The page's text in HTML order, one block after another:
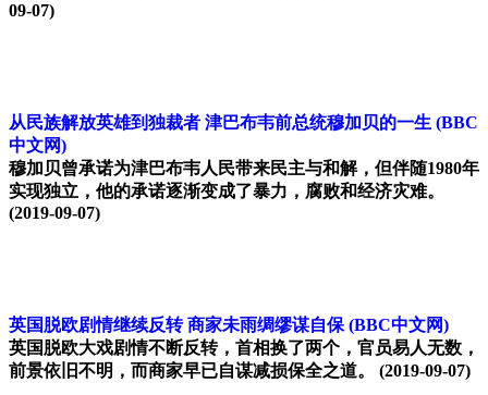
09-07)
从民族解放英雄到独裁者 津巴布韦前总统穆加贝的一生 (BBC
中文网)
穆加贝曾承诺为津巴布韦人民带来民主与和解，但伴随1980年
实现独立，他的承诺逐渐变成了暴力，腐败和经济灾难。
(2019-09-07)
英国脱欧剧情继续反转 商家未雨绸缪谋自保 (BBC中文网)
英国脱欧大戏剧情不断反转，首相换了两个，官员易人无数，
前景依旧不明，而商家早已自谋减损保全之道。
(2019-09-07)